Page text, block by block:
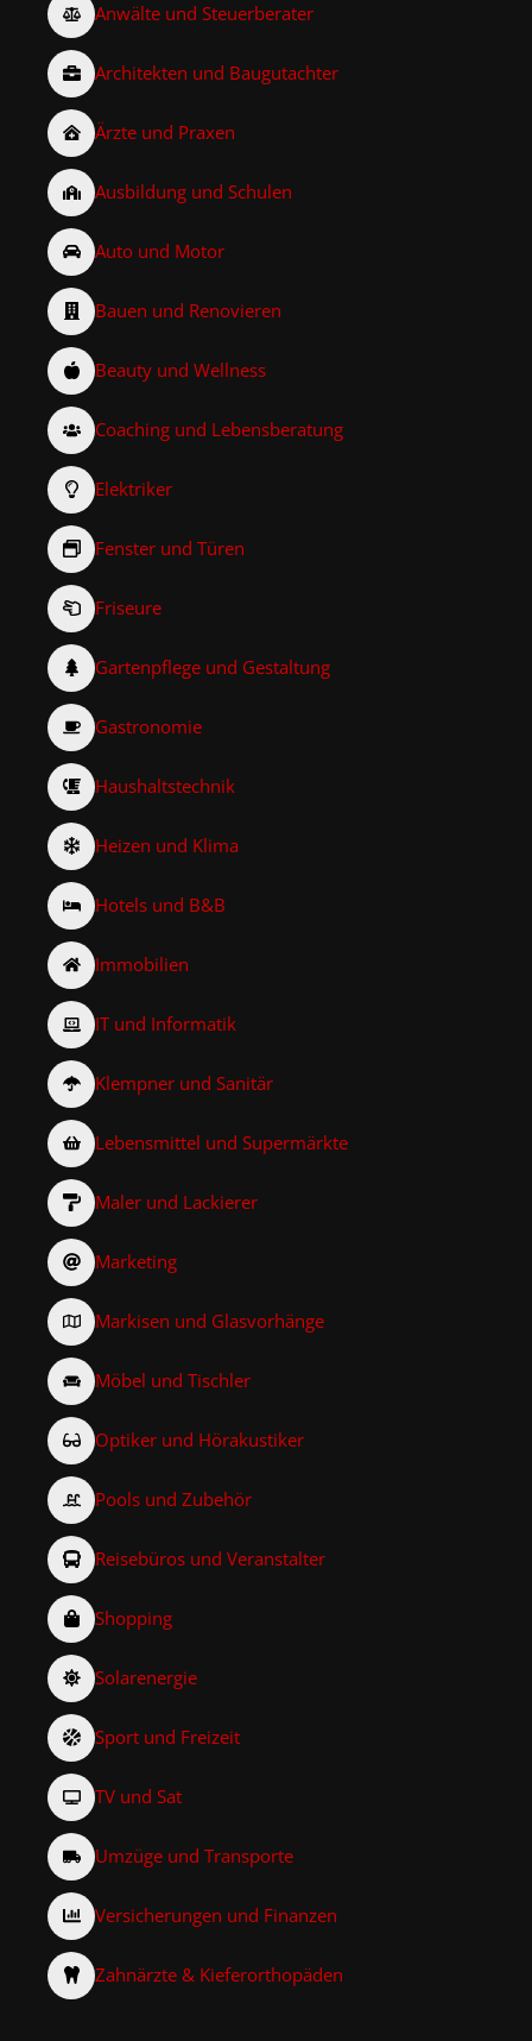
Anwälte und Steuerberater
Architekten und Baugutachter
Ärzte und Praxen
Ausbildung und Schulen
Auto und Motor
Bauen und Renovieren
Beauty und Wellness
Coaching und Lebensberatung
Elektriker
Fenster und Türen
Friseure
Gartenpflege und Gestaltung
Gastronomie
Haushaltstechnik
Heizen und Klima
Hotels und B&B
Immobilien
IT und Informatik
Klempner und Sanitär
Lebensmittel und Supermärkte
Maler und Lackierer
Marketing
Markisen und Glasvorhänge
Möbel und Tischler
Optiker und Hörakustiker
Pools und Zubehör
Reisebüros und Veranstalter
Shopping
Solarenergie
Sport und Freizeit
TV und Sat
Umzüge und Transporte
Versicherungen und Finanzen
Zahnärzte & Kieferorthopäden